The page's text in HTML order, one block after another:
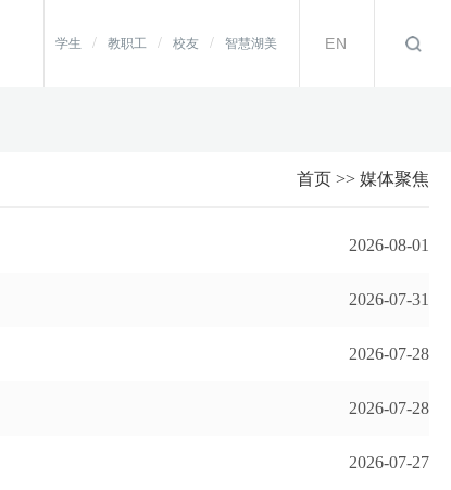
学生 / 教职工 / 校友 / 智慧湖美 EN
首页 >> 媒体聚焦
2026-08-01
2026-07-31
2026-07-28
2026-07-28
2026-07-27